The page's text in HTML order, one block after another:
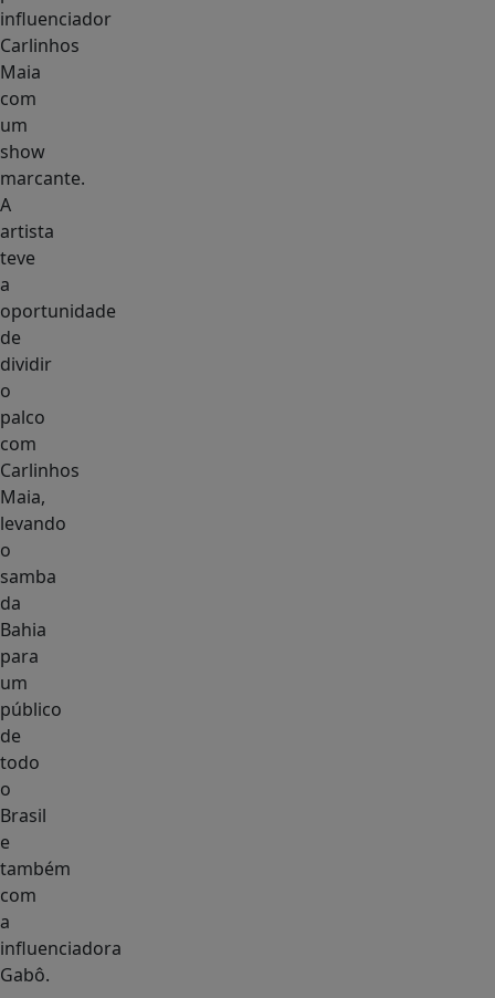
influenciador
Carlinhos
Maia
com
um
show
marcante.
A
artista
teve
a
oportunidade
de
dividir
o
palco
com
Carlinhos
Maia,
levando
o
samba
da
Bahia
para
um
público
de
todo
o
Brasil
e
também
com
a
influenciadora
Gabô.